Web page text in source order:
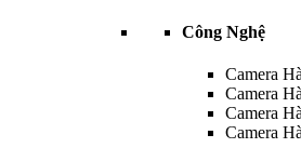
Công Nghệ
Camera
Camera
Camera
Camera